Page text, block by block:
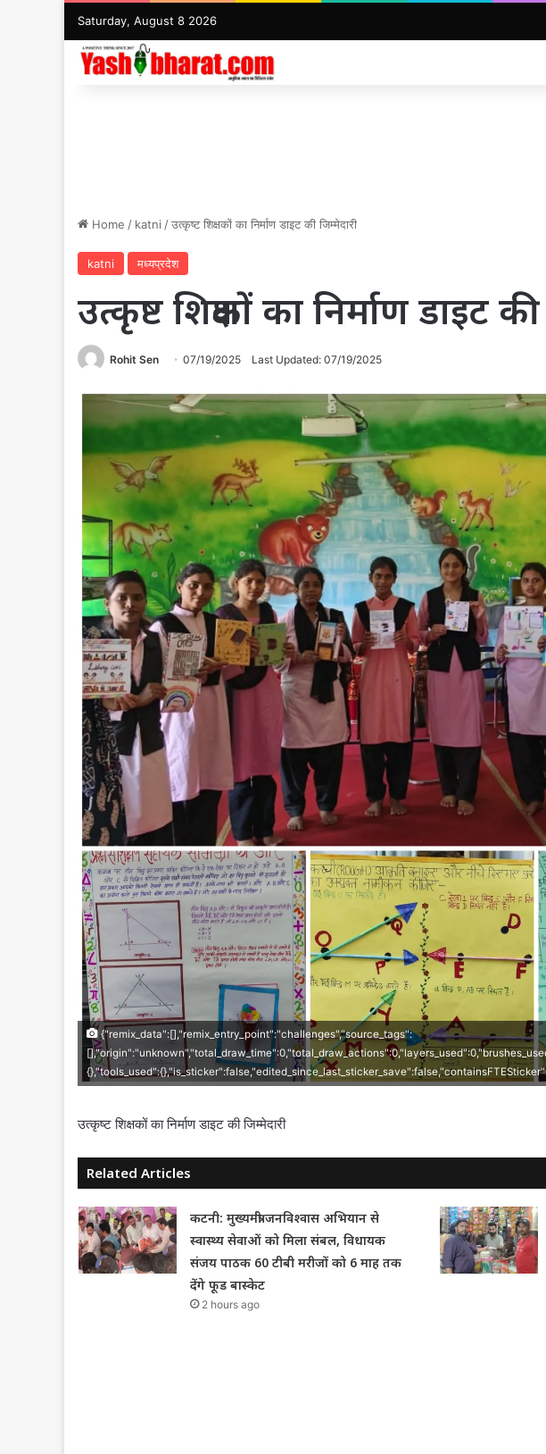
Saturday, August 8 2026
Home / katni /उत्कृष्ट शिक्षकों का निर्माण डाइट की जिम्मेदारी
katni मध्यप्रदेश
उत्कृष्ट शिक्षकों का निर्माण डाइट
Rohit Sen 07/19/2025 Last Updated: 07/19/2025
{"remix_data":[],"remix_entry_point":"challenges","source_tags":
उत्कृष्ट शिक्षकों का निर्माण डाइट की जिम्मेदारी
Related Articles
कटनी: मुख्यमंत्री जनविश्वास अभियान से
स्वास्थ्य सेवाओं को मिला संबल, विधायक
संजय पाठक 60 टीबी मरीजों को 6 माह तक
देंगे फूड बास्केट
2 hours ago